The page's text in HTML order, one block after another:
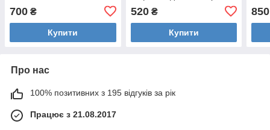
700 ₴
Купити
520₴
Купити
850
Про нас
100% позитивних з 195 відгуків за рік
Працює з 21.08.2017